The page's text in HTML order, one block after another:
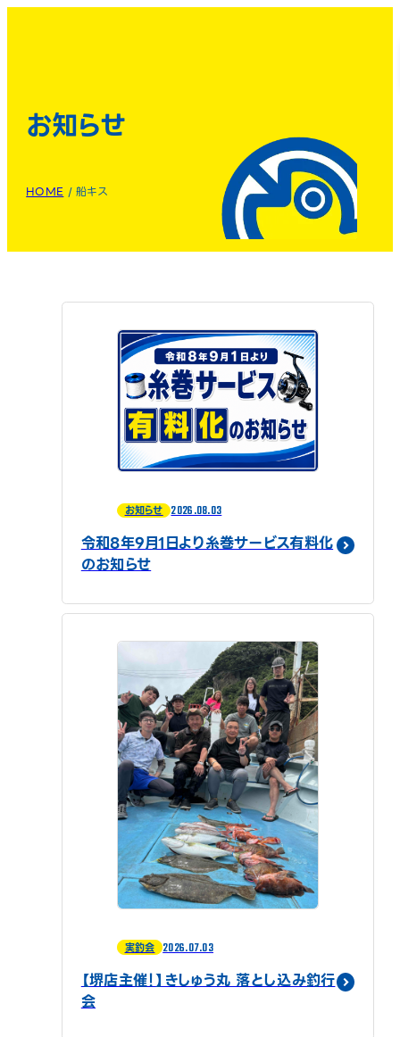
お知らせ
HOME /船キス
お知らせ 2026.08.03
令和8年9月1日より糸巻サービス有料化
のお知らせ
実釣会 2026.07.03
【堺店主催！】きしゅう丸 落とし込み釣行
会